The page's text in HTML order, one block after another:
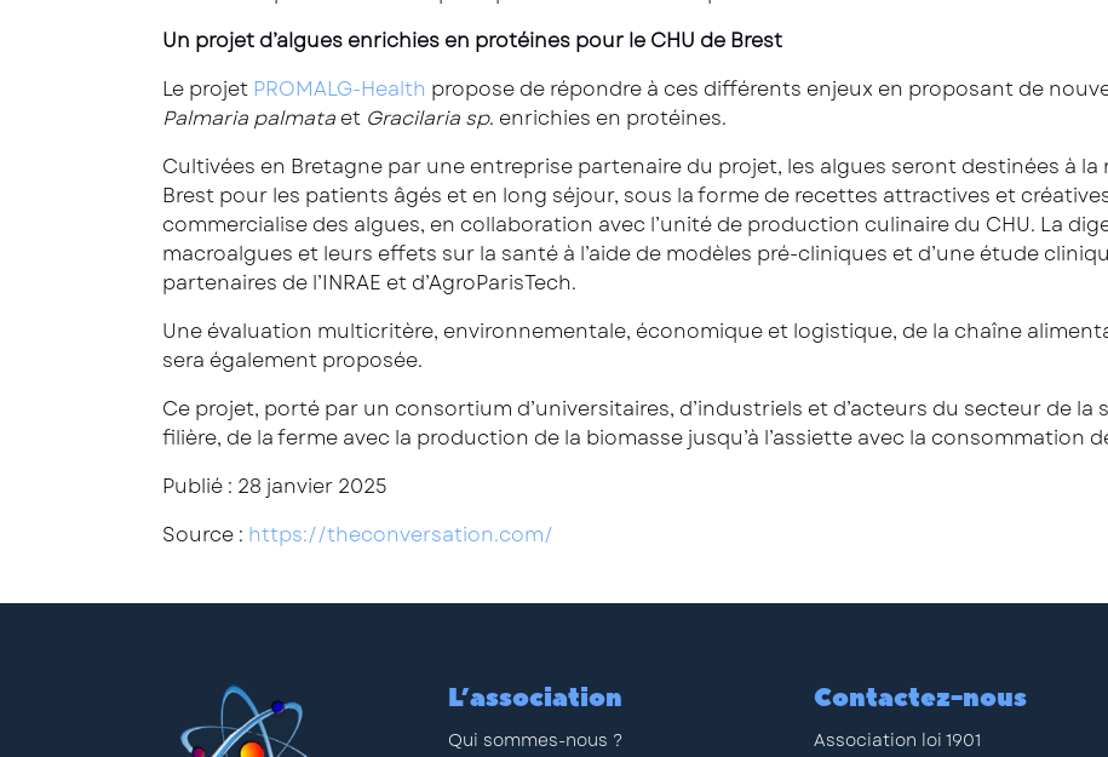
Un projet d’algues enrichies en protéines pour le CHU de Brest
Le projet PROMALG-Health propose de répondre à ces différents enjeux en proposant de
Palmaria palmata et Gracilaria sp. enrichies en protéines.
Cultivées en Bretagne par une entreprise partenaire du projet, les algues seront destinées à
Brest pour les patients âgés et en long séjour, sous la forme de recettes attractives et
commercialise des algues, en collaboration avec l’unité de production culinaire du CHU. La
macroalgues et leurs effets sur la santé à l’aide de modèles pré-cliniques et d’une étude
partenaires de l’INRAE et d’AgroParisTech.
Une évaluation multicritère, environnementale, économique et logistique, de la chaîne
sera également proposée.
Ce projet, porté par un consortium d’universitaires, d’industriels et d’acteurs du secteur de la
filière, de la ferme avec la production de la biomasse jusqu’à l’assiette avec la consommation
Publié : 28 janvier 2025
Source : https://theconversation.com/
L’association
Qui sommes-nous ?
Contactez-nous
Association loi 1901